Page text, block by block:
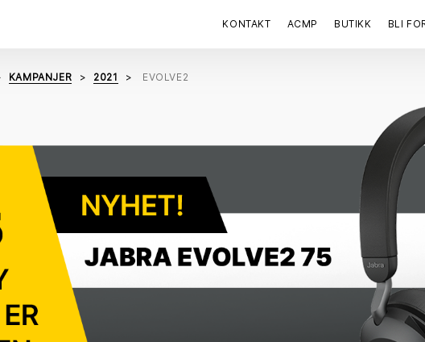
KONTAKT ACMP BUTIKK BLI
KAMPANJER 2021 EVOLVE2